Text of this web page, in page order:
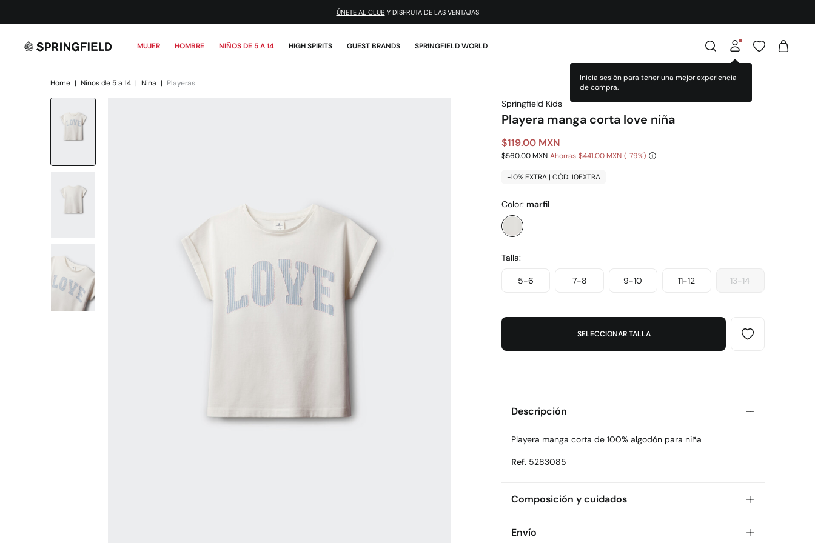
ÚNETE AL CLUB Y DISFRUTA DE LAS VENTAJAS
MUJER HOMBRE NIÑOS DE 5 A 14 HIGH SPIRITS GUEST BRANDS SPRINGFIELD WORLD
Home | Niños de 5 a 14 | Niña | Playeras
Springfield Kids
Playera manga corta love niña
$119.00 MXN
$560.00 MXN Ahorras $441.00 MXN 79
-10% EXTRA | CÓD: 10EXTRA
Color: marfil
Talla:
5-6 7-8 9-10 11-12 13-14
SELECCIONAR TALLA
Descripción
Playera manga corta de 100% algodón para niña
Ref. 5283085
Composición y cuidados
Composición
Envío